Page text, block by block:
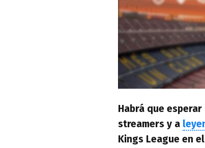
Habrá que
streamers y a
Kings League en